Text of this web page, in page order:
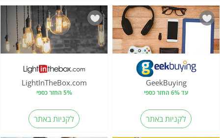
GeekBuying
עד 6% החזר כספי
לקניות באתר
LightInTheBox.com
5% החזר כספי
לקניות באתר